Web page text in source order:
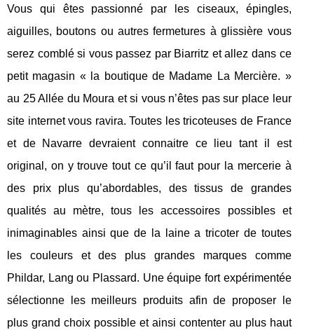
Vous qui êtes passionné par les ciseaux, épingles,
aiguilles, boutons ou autres fermetures à glissière vous
serez comblé si vous passez par Biarritz et allez dans ce
petit magasin « la boutique de Madame La Mercière. »
au 25 Allée du Moura et si vous n’êtes pas sur place leur
site internet vous ravira. Toutes les tricoteuses de France
et de Navarre devraient connaitre ce lieu tant il est
original, on y trouve tout ce qu’il faut pour la mercerie à
des prix plus qu’abordables, des tissus de grandes
qualités au mètre, tous les accessoires possibles et
inimaginables ainsi que de la laine a tricoter de toutes
les couleurs et des plus grandes marques comme
Phildar, Lang ou Plassard. Une équipe fort expérimentée
sélectionne les meilleurs produits afin de proposer le
plus grand choix possible et ainsi contenter au plus haut